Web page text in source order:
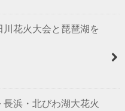
花火大会と琵琶湖を
浜・北びわ湖大花火